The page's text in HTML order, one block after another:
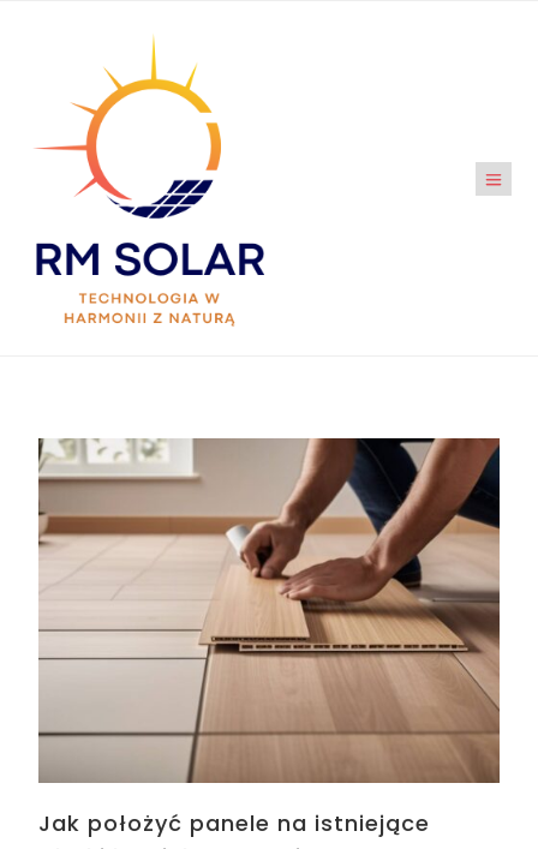
Jak położyć panele na istniejące